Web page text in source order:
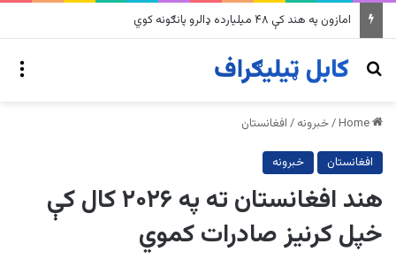
امازون په هند کې ۴۸ میلیارده ډالرو پانګونه کوي
Search for
/خبرونه / افغانستان
افغانستان خبرونه
هند افغانستان ته په ۲۰۲۶ کال کې
خپل کرنيز صادرات کموي